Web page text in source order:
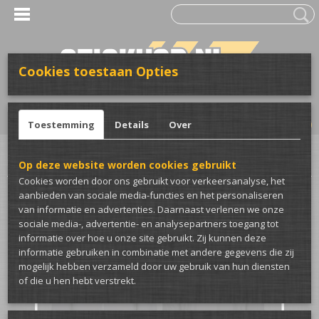
Inloggen Registreren
(0)
Home >Club merch>Thaiboxing>Thaiboxing bomberjack
Cookies toestaan Opties
Toestemming Details Over
Op deze website worden cookies gebruikt
Cookies worden door ons gebruikt voor verkeersanalyse, het
aanbieden van sociale media-functies en het personaliseren
van informatie en advertenties. Daarnaast verlenen we onze
sociale media-, advertentie- en analysepartners toegang tot
informatie over hoe u onze site gebruikt. Zij kunnen deze
informatie gebruiken in combinatie met andere gegevens die zij
mogelijk hebben verzameld door uw gebruik van hun diensten
of die u hen hebt verstrekt.